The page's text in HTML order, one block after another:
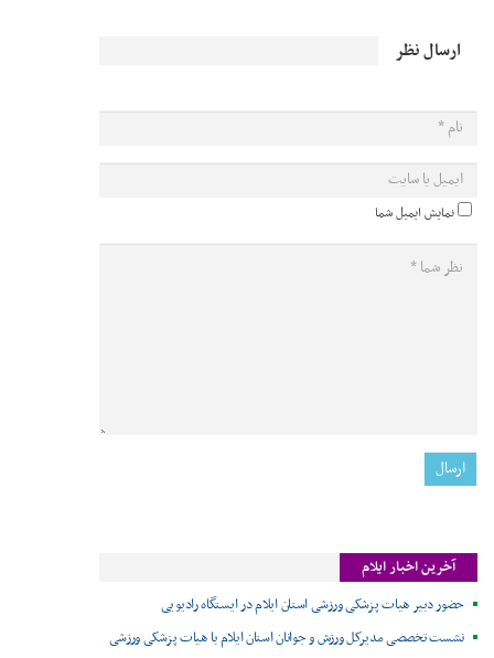
ارسال نظر
نمایش ایمیل شما
آخرین اخبار ایلام
حضور دبیر هیات پزشکی ورزشی استان ایلام در ایستگاه رادیویی
نشست تخصصی مدیرکل ورزش و جوانان استان ایلام با هیات پزشکی ورزشی